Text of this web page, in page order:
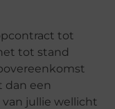
tot
tot stand
dan een
jullie wellicht